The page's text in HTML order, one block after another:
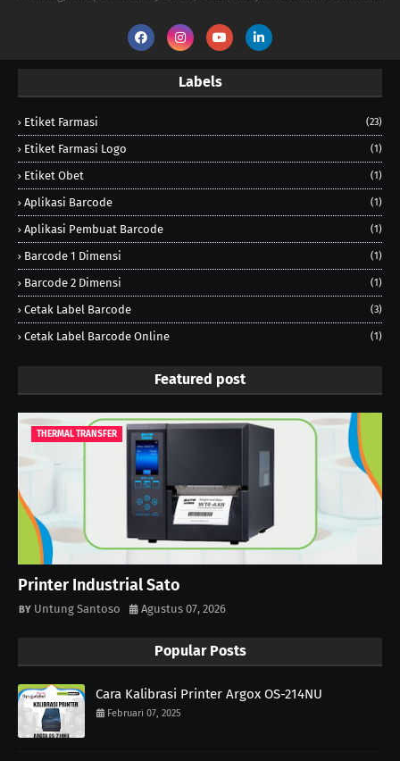
Labels
Etiket Farmasi (23)
Etiket Farmasi Logo (1)
Etiket Obet (1)
Aplikasi Barcode (1)
Aplikasi Pembuat Barcode (1)
Barcode 1 Dimensi (1)
Barcode 2 Dimensi (1)
Cetak Label Barcode (3)
Cetak Label Barcode Online (1)
Featured post
THERMAL TRANSFER
Printer Industrial Sato
Untung Santoso Agustus 07, 2026
Popular Posts
Cara Kalibrasi Printer Argox OS-214NU
Februari 07, 2025